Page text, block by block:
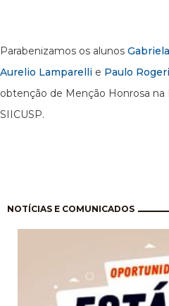
Parabenizamos os alunos
Aurelio Lamparelli e Paulo
obtenção de Menção Honrosa na
SIICUSP.
NOTÍCIAS E COMUNICADOS
Pagination